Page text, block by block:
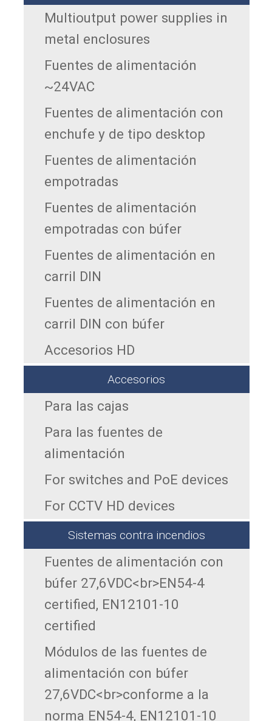
Multioutput power supplies in
metal enclosures
Fuentes de alimentación
~24VAC
Fuentes de alimentación con
enchufe y de tipo desktop
Fuentes de alimentación
empotradas
Fuentes de alimentación
empotradas con búfer
Fuentes de alimentación en
carril DIN
Fuentes de alimentación en
carril DIN con búfer
Accesorios HD
Accesorios
Para las cajas
Para las fuentes de
alimentación
For switches and PoE devices
For CCTV HD devices
Sistemas contra incendios
Fuentes de alimentación con
búfer 27,6VDC<br>EN54-4
certified, EN12101-10
certified
Módulos de las fuentes de
alimentación con búfer
27,6VDC<br>conforme a la
norma EN54-4, EN12101-10